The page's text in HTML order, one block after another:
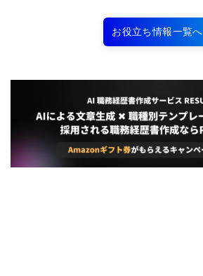
お役立ち情報一覧へ